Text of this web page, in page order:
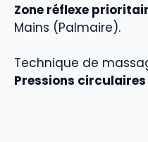
Zone réflexe
Mains (Palmaire).
Technique de
Pressions